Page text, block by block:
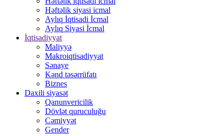
Həftəlik siyasi icmal
Aylıq İqtisadi İcmal
Aylıq Siyasi İcmal
İqtisadiyyat
Maliyyə
Makroiqtisadiyyat
Sənaye
Kənd təsərrüfatı
Biznes
Daxili siyasət
Qanunvericilik
Dövlət quruculuğu
Cəmiyyət
Gender